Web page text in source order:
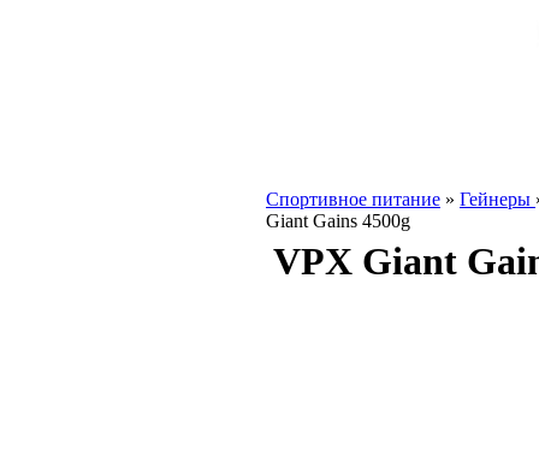
Спортивное питание » Гейнеры
Giant Gains 4500g
VPX Giant